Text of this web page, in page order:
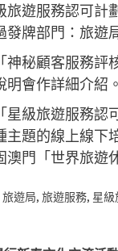
旅遊服務認可計
牌部門：旅遊
神秘顧客服務評
會作詳細介紹。
星級旅遊服務
主題的線上線下
門「世界旅遊
旅遊局, 旅遊服務, 星級